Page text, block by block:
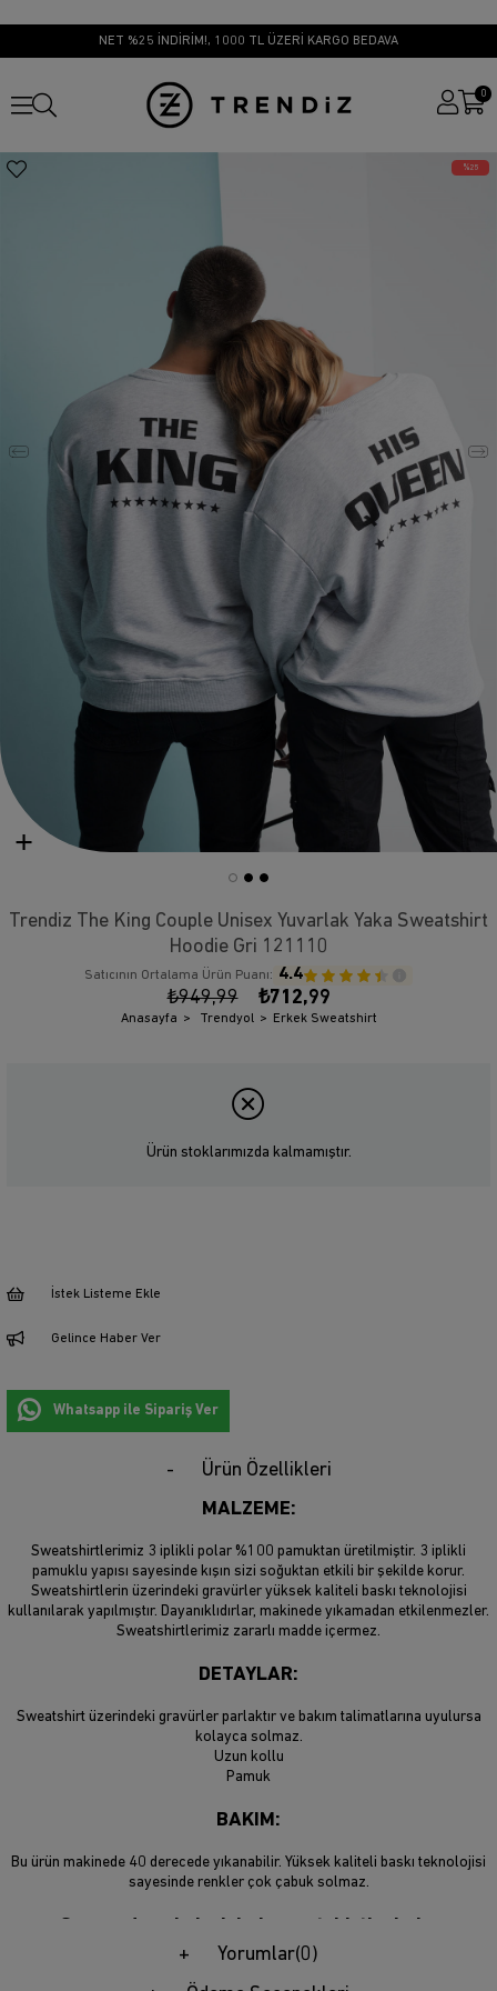
NET %25 İNDİRİM!, 1000 TL ÜZERİ KARGO BEDAVA
0
25
Trendiz The King Couple Unisex Yuvarlak Yaka Sweatshirt
Hoodie Gri 121110
Satıcının Ortalama Ürün Puanı: 4.4
₺949,99 ₺712,99
Anasayfa Trendyol Erkek Sweatshirt
Ürün stoklarımızda kalmamıştır.
İstek Listeme Ekle
Gelince Haber Ver
Whatsapp ile Sipariş Ver
Ürün Özellikleri
MALZEME:
Sweatshirtlerimiz 3 iplikli polar %100 pamuktan üretilmiştir. 3 iplikli
pamuklu yapısı sayesinde kışın sizi soğuktan etkili bir şekilde korur.
Sweatshirtlerin üzerindeki gravürler yüksek kaliteli baskı teknolojisi
kullanılarak yapılmıştır. Dayanıklıdırlar, makinede yıkamadan etkilenmezler.
Sweatshirtlerimiz zararlı madde içermez.
DETAYLAR:
Sweatshirt üzerindeki gravürler parlaktır ve bakım talimatlarına uyulursa
kolayca solmaz.
Uzun kollu
Pamuk
BAKIM:
Bu ürün makinede 40 derecede yıkanabilir. Yüksek kaliteli baskı teknolojisi
sayesinde renkler çok çabuk solmaz.
hayatınızdaki hip hop ve sokak giyimi sevenler için
mükemmel bir hediye seçeneğidir.
Yorumlar(0)